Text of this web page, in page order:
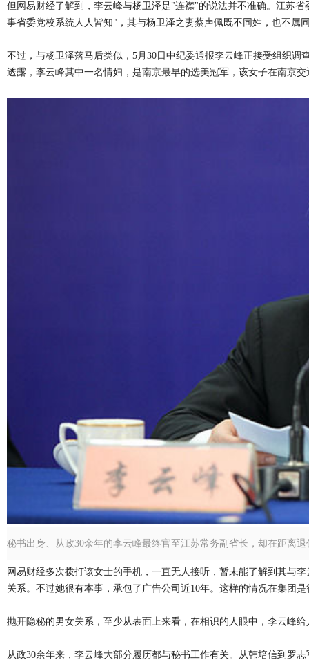
但网易财经了解到，李云峰与杨卫泽是"连襟"的说法并不准确。江苏
事省委党校系统人人皆知"，其与杨卫泽之妻蔡声佩既不同姓，也不属
不过，与杨卫泽落马后类似，5月30日中纪委通报李云峰正接受组织
透露，李云峰其中一名情妇，是南京最早的选美冠军，该女子在南京
秘书出身、从政30余年的李云峰最终官至江苏常务副省长，却在距离
网易财经多次拨打该女士的手机，一直无人接听，暂未能了解到其与
关系。不过她很有本事，承包了广告公司近10年。这样的情况在集团
抛开隐秘的男女关系，至少从表面上来看，在相识的人眼中，李云峰
从政30余年来，李云峰大部分履历都与秘书工作有关。从韩培信到罗